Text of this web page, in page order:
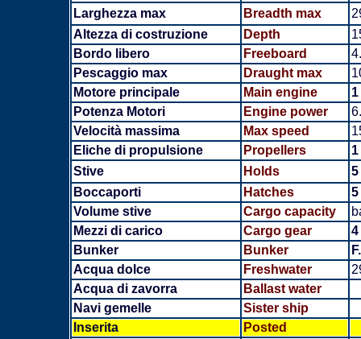
Larghezza max
Breadth max
Altezza di costruzione
Depth
Bordo libero
Freeboard
Pescaggio max
Draught max
Motore principale
Main engine 1
Potenza Motori
Engine power
Velocità massima
Max speed
Eliche di propulsione
Propellers 1
Stive
Holds 5
Boccaporti
Hatches 5
Volume stive
Cargo capacity
Mezzi di carico
Cargo gear 4
Bunker
Bunker
Acqua dolce
Freshwater
Acqua di zavorra
Ballast water
Navi gemelle
Sister ship
Inserita
Posted